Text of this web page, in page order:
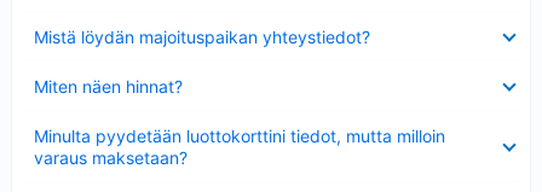
Mistä löydän majoituspaikan yhteystiedot?
Miten näen hinnat?
Minulta pyydetään luottokorttini tiedot, mutta milloin
varaus maksetaan?